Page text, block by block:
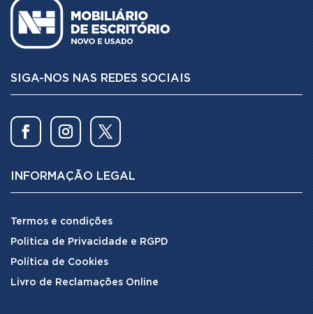
SIGA-NOS NAS REDES SOCIAIS
INFORMAÇÃO LEGAL
Termos e condições
Politica de Privacidade e RGPD
Política de Cookies
Livro de Reclamações Online